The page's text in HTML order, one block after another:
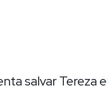
salvar Tereza e